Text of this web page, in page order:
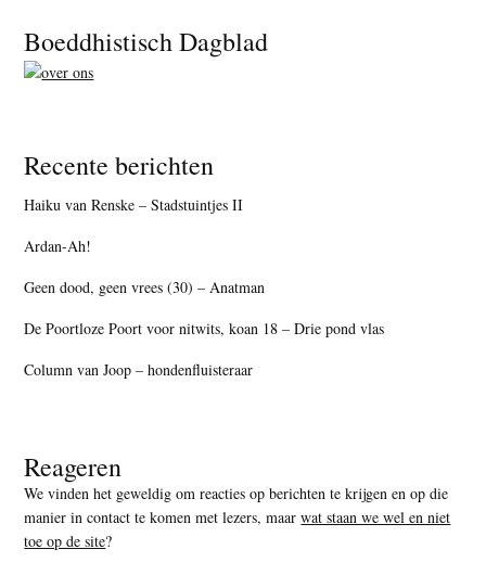
Footer
Boeddhistisch Dagblad
Recente berichten
Haiku van Renske – Stadstuintjes II
Ardan-Ah!
Geen dood, geen vrees (30) – Anatman
De Poortloze Poort voor nitwits, koan 18 – Drie pond vlas
Column van Joop – hondenfluisteraar
Reageren
We vinden het geweldig om reacties op berichten te krijgen en op die
manier in contact te komen met lezers, maarwat staan we wel en niet
toe op de site?